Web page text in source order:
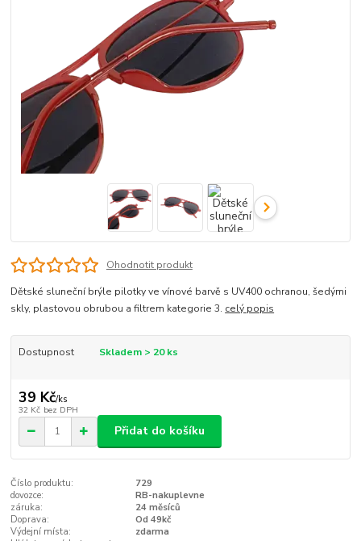
Ohodnotit produkt
Dětské sluneční brýle pilotky ve vínové barvě s UV400 ochranou, šedými
skly, plastovou obrubou a filtrem kategorie 3. celý popis
Dostupnost Skladem > 20 ks
39 Kč/ks
32 Kč bez DPH
Přidat do košíku
Číslo produktu:
729
dovozce:
RB-nakuplevne
záruka:
24 měsíců
Doprava:
Od 49kč
Výdejní místa:
zdarma